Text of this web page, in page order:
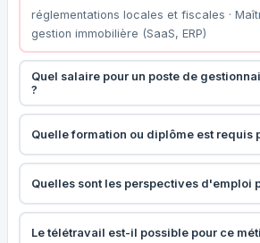
réglementations locales et fiscales ·
gestion immobilière (SaaS, ERP)
Quel salaire pour un poste de
?
Quelle formation ou diplôme est requis
Quelles sont les perspectives d'emploi
Le télétravail est-il possible pour ce